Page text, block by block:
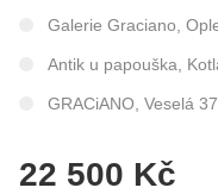
Galerie Graciano,
Antik u papouška,
GRACiANO, Veselá
22 500 Kč